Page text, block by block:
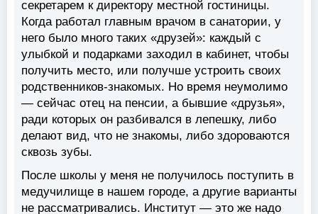
секретарем к директору местной гостиницы.
Когда работал главным врачом в санатории, у
него было много таких «друзей»: каждый с
улыбкой и подарками заходил в кабинет, чтобы
получить место, или получше устроить своих
родственников-знакомых. Но время неумолимо
— сейчас отец на пенсии, а бывшие «друзья»,
ради которых он разбивался в лепешку, либо
делают вид, что не знакомы, либо здороваются
сквозь зубы.
После школы у меня не получилось поступить в
медучилище в нашем городе, а другие варианты
не рассматривались. Институт — это же надо